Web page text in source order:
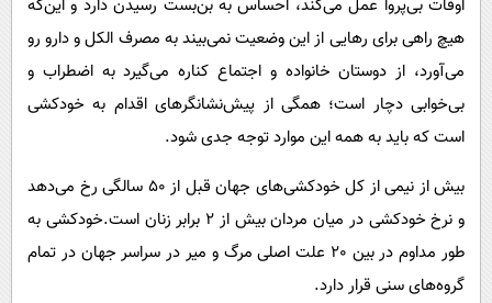
اوقات بی‌پروا عمل می‌کند، احساس به بن‌بست رسیدن دارد و این‌که
هیچ راهی برای رهایی از این وضعیت نمی‌بیند به مصرف الکل و دارو رو
می‌آورد، از دوستان خانواده و اجتماع کناره می‌گیرد به اضطراب و
بی‌خوابی دچار است؛ همگی از پیش‌نشانگرهای اقدام به خودکشی
است که باید به همه این موارد توجه جدی شود.
بیش از نیمی از کل خودکشی‌های جهان قبل از 50 سالگی رخ می‌دهد
و نرخ خودکشی در میان مردان بیش از 2 برابر زنان است.خودکشی به
طور مداوم در بین 20 علت اصلی مرگ و میر در سراسر جهان در تمام
گروه‌های سنی قرار دارد.